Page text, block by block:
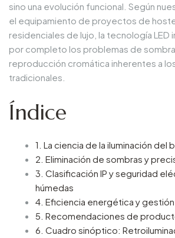
sino una evolución funcional. Según
el equipamiento de proyectos de
residenciales de lujo, la tecnología LED
por completo los problemas de
reproducción cromática inherentes a
tradicionales.
Índice
1. La ciencia de la iluminación del
2. Eliminación de sombras y
3. Clasificación IP y seguridad
húmedas
4. Eficiencia energética y
5. Recomendaciones de
6. Cuadro sinóptico: